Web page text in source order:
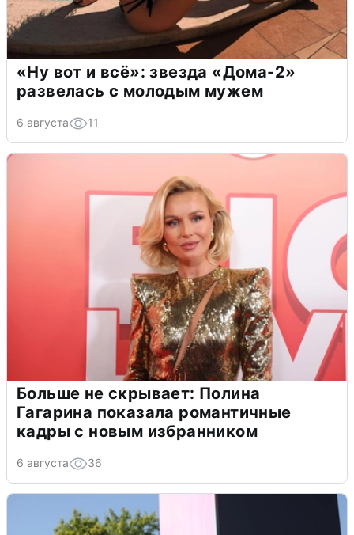
«Ну вот и всё»: звезда «Дома-2»
развелась с молодым мужем
6 августа 11
Больше не скрывает: Полина
Гагарина показала романтичные
кадры с новым избранником
6 августа 36